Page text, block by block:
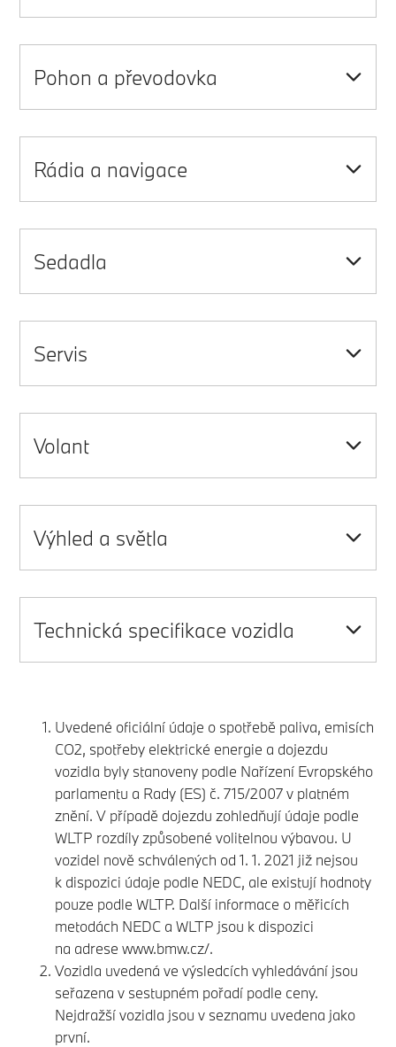
Pohon a převodovka
Rádia a navigace
Sedadla
Servis
Volant
Výhled a světla
Technická specifikace vozidla
Uvedené oficiální údaje o spotřebě paliva, emisích
CO2, spotřeby elektrické energie a dojezdu
vozidla byly stanoveny podle Nařízení Evropského
parlamentu a Rady (ES) č. 715/2007 v platném
znění. V případě dojezdu zohledňují údaje podle
WLTP rozdíly způsobené volitelnou výbavou. U
vozidel nově schválených od 1. 1. 2021 již nejsou
k dispozici údaje podle NEDC, ale existují hodnoty
pouze podle WLTP. Další informace o měřicích
metodách NEDC a WLTP jsou k dispozici
na adresewww.bmw.cz/.
Vozidla uvedená ve výsledcích vyhledávání jsou
seřazena v sestupném pořadí podle ceny.
Nejdražší vozidla jsou v seznamu uvedena jako
první.